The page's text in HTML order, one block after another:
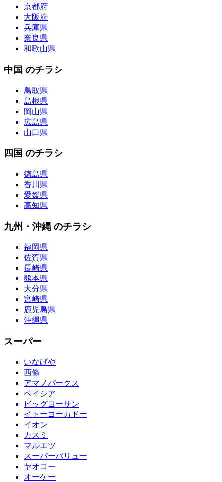
京都府
大阪府
兵庫県
奈良県
和歌山県
中国 のチラシ
鳥取県
島根県
岡山県
広島県
山口県
四国 のチラシ
徳島県
香川県
愛媛県
高知県
九州・沖縄 のチラシ
福岡県
佐賀県
長崎県
熊本県
大分県
宮崎県
鹿児島県
沖縄県
スーパー
いなげや
西條
アマノパークス
ベイシア
ビッグヨーサン
イトーヨーカドー
イオン
カスミ
マルエツ
スーパーバリュー
ヤオコー
オーケー